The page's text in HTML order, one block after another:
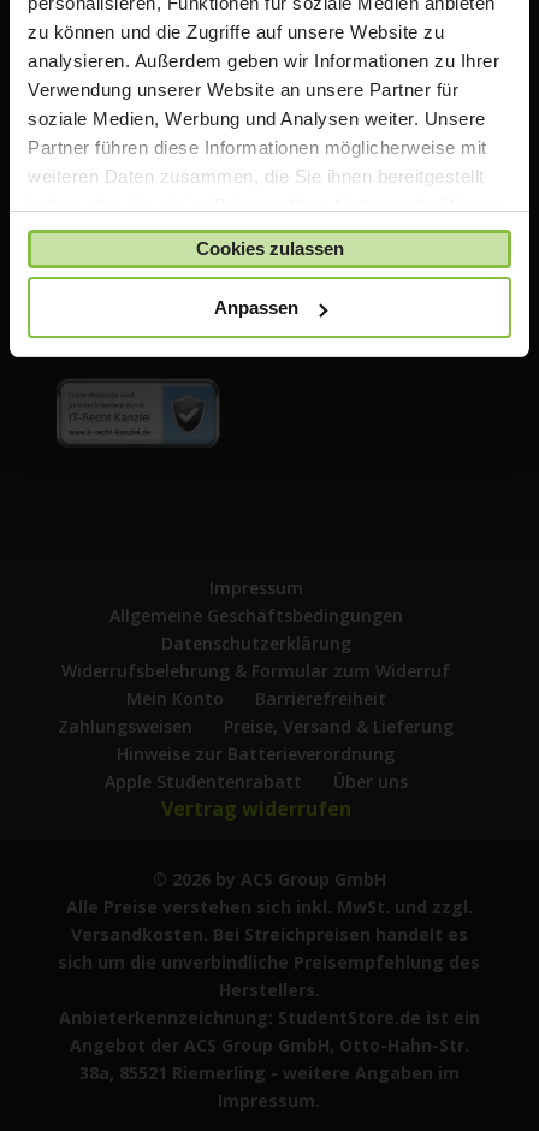
zu können und die Zugriffe auf unsere Website zu
analysieren. Außerdem geben wir Informationen zu Ihrer
Verwendung unserer Website an unsere Partner für
soziale Medien, Werbung und Analysen weiter. Unsere
Partner führen diese Informationen möglicherweise mit
weiteren Daten zusammen, die Sie ihnen bereitgestellt
gesammelt haben.
Cookies zulassen
Anpassen
Über uns
Die ACS Group ist autorisierter Apple Premium
Education Partner. Wir bieten für Schulen, Lehrer,
Eltern & Schüler mit diesem Portal ein Online
Bestellsystem für iPads und Zubehör. Zusätzlich bieten
wir Support über unsere hauseigene Werkstatt als
autorisierter Apple Service Provider.
Impressum
Allgemeine Geschäftsbedingungen
Datenschutzerklärung
Widerrufsbelehrung & Formular zum Widerruf
Mein Konto
Barrierefreiheit
Zahlungsweisen
Preise, Versand & Lieferung
Hinweise zur Batterieverordnung
Apple Studentenrabatt
Über uns
Vertrag widerrufen
© 2026 by ACS Group GmbH
Alle Preise verstehen sich inkl. MwSt. und zzgl.
Versandkosten. Bei Streichpreisen handelt es
sich um die unverbindliche Preisempfehlung des
Herstellers.
Anbieterkennzeichnung: StudentStore.de ist ein
Angebot der ACS Group GmbH, Otto-Hahn-Str.
38a, 85521 Riemerling - weitere Angaben im
Impressum.